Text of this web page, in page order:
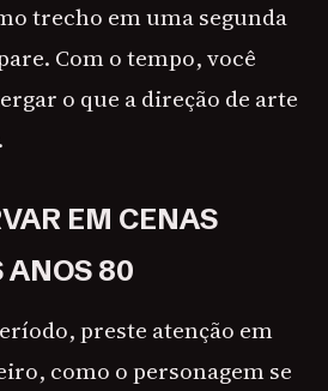
trecho em uma segunda
Com o tempo, você
o que a direção de arte
EM CENAS
80
preste atenção em
como o personagem se